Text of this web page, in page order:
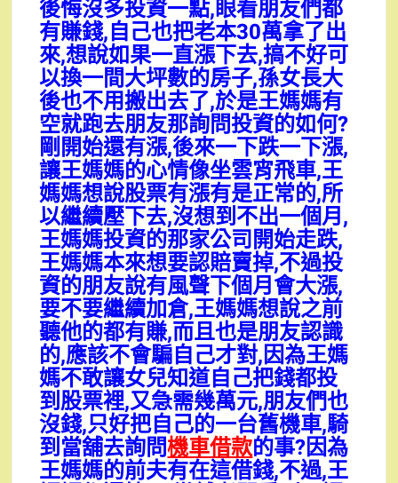
後悔沒多投資一點,眼看朋友們都
有賺錢,自己也把老本30萬拿了出
來,想說如果一直漲下去,搞不好可
以換一間大坪數的房子,孫女長大
後也不用搬出去了,於是王媽媽有
空就跑去朋友那詢問投資的如何?
剛開始還有漲,後來一下跌一下漲,
讓王媽媽的心情像坐雲宵飛車,王
媽媽想說股票有漲有是正常的,所
以繼續壓下去,沒想到不出一個月,
王媽媽投資的那家公司開始走跌,
王媽媽本來想要認賠賣掉,不過投
資的朋友說有風聲下個月會大漲,
要不要繼續加倉,王媽媽想說之前
聽他的都有賺,而且也是朋友認識
的,應該不會騙自己才對,因為王媽
媽不敢讓女兒知道自己把錢都投
到股票裡,又急需幾萬元,朋友們也
沒錢,只好把自己的一台舊機車,騎
到當舖去詢問機車借款的事?因為
王媽媽的前夫有在這借錢,不過,王